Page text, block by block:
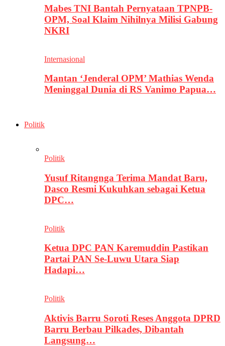
Mabes TNI Bantah Pernyataan TPNPB-
OPM, Soal Klaim Nihilnya Milisi Gabung
NKRI
Internasional
Mantan ‘Jenderal OPM’ Mathias Wenda
Meninggal Dunia di RS Vanimo Papua…
Politik
Politik
Yusuf Ritangnga Terima Mandat Baru,
Dasco Resmi Kukuhkan sebagai Ketua
DPC…
Politik
Ketua DPC PAN Karemuddin Pastikan
Partai PAN Se-Luwu Utara Siap
Hadapi…
Politik
Aktivis Barru Soroti Reses Anggota DPRD
Barru Berbau Pilkades, Dibantah
Langsung…